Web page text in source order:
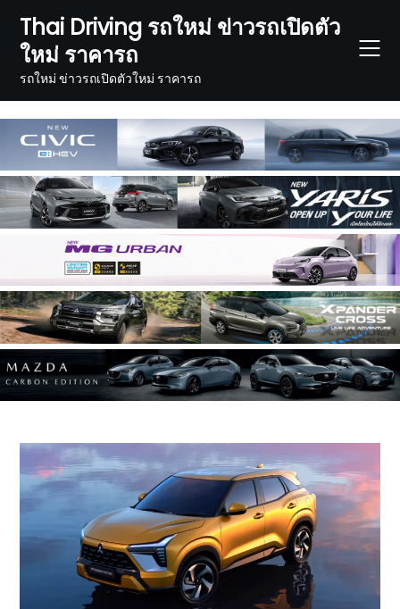
content
Thai Driving รถใหม่ ข่าวรถเปิดตัว
ใหม่ ราคารถ
รถใหม่ ข่าวรถเปิดตัวใหม่ ราคารถ